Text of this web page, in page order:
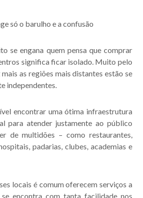
só o barulho e a confusão
se engana quem pensa que comprar
significa ficar isolado. Muito pelo
as regiões mais distantes estão se
independentes.
encontrar uma ótima infraestrutura
para atender justamente ao público
de multidões – como restaurantes,
padarias, clubes, academias e
locais é comum oferecem serviços a
encontra com tanta facilidade nos